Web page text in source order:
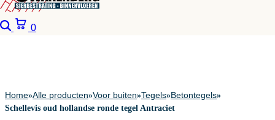
Zoeken
0
Home»Alle producten»Voor buiten»Tegels»Betontegels»
Schellevis oud hollandse ronde tegel Antraciet